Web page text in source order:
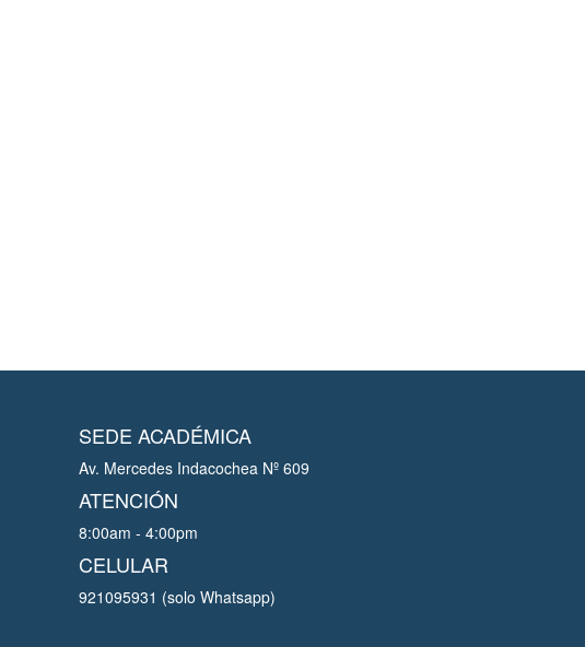
SEDE ACADÉMICA
Av. Mercedes Indacochea Nº 609
ATENCIÓN
8:00am - 4:00pm
CELULAR
921095931 (solo Whatsapp)